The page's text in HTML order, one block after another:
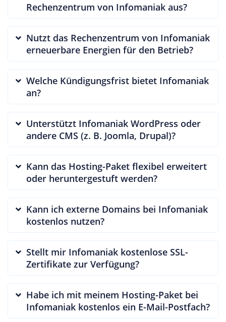
Rechenzentrum von Infomaniak aus?
Nutzt das Rechenzentrum von Infomaniak
erneuerbare Energien für den Betrieb?
Welche Kündigungsfrist bietet Infomaniak
an?
Unterstützt Infomaniak WordPress oder
andere CMS (z. B. Joomla, Drupal)?
Kann das Hosting-Paket flexibel erweitert
oder heruntergestuft werden?
Kann ich externe Domains bei Infomaniak
kostenlos nutzen?
Stellt mir Infomaniak kostenlose SSL-
Zertifikate zur Verfügung?
Habe ich mit meinem Hosting-Paket bei
Infomaniak kostenlos ein E-Mail-Postfach?